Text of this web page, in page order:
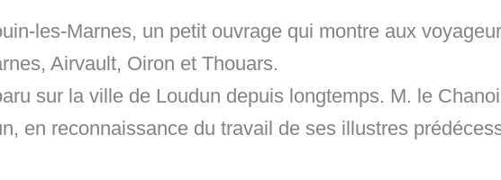
les-Marnes, un petit ouvrage qui montre aux
Airvault, Oiron et Thouars.
sur la ville de Loudun depuis longtemps. M. le
en reconnaissance du travail de ses illustres